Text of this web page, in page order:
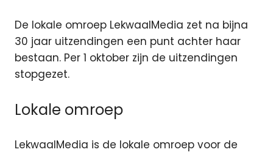
De lokale omroep LekwaalMedia zet na bijna
30 jaar uitzendingen een punt achter haar
bestaan. Per 1 oktober zijn de uitzendingen
stopgezet.
Lokale omroep
LekwaalMedia is de lokale omroep voor de